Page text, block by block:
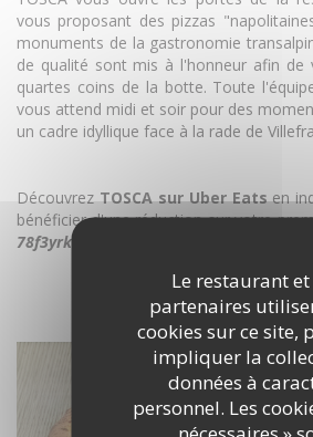
Le restaurant et
partenaires
cookies sur ce site,
impliquer la
données à
personnel. Les
vous proposant des pizzas
monuments de la gastronomie
de qualité sont mis à l'honneur afin de
quartes coins de la botte. Toute
vous attend midi et soir pour des
un cadre idyllique face à la rade de
DécouvrezTOSCA sur Uber Eatsen
bénéficier d'une réduction sur votre
78f3yrkdyn
DÉCOUVRIR LE LIEU